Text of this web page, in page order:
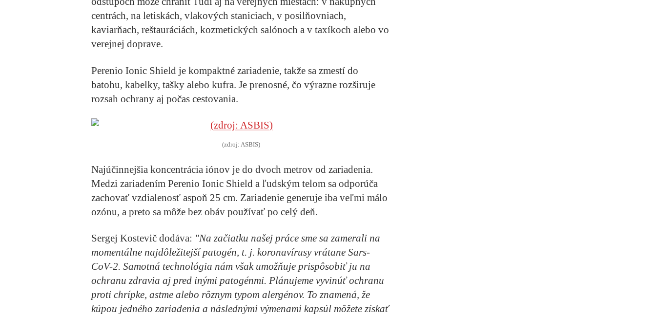
centrách, na letiskách, vlakových staniciach, v posilňovniach,
kaviarňach, reštauráciách, kozmetických salónoch a v taxíkoch alebo vo
verejnej doprave.
Perenio Ionic Shield je kompaktné zariadenie, takže sa zmestí do
batohu, kabelky, tašky alebo kufra. Je prenosné, čo výrazne rozširuje
rozsah ochrany aj počas cestovania.
(zdroj: ASBIS)
Najúčinnejšia koncentrácia iónov je do dvoch metrov od zariadenia.
Medzi zariadením Perenio Ionic Shield a ľudským telom sa odporúča
zachovať vzdialenosť aspoň 25 cm. Zariadenie generuje iba veľmi málo
ozónu, a preto sa môže bez obáv používať po celý deň.
Sergej Kostevič dodáva: "Na začiatku našej práce sme sa zamerali na
momentálne najdôležitejší patogén, t. j. koronavírusy vrátane Sars-
CoV-2. Samotná technológia nám však umožňuje prispôsobiť ju na
ochranu zdravia aj pred inými patogénmi. Plánujeme vyvinúť ochranu
proti chrípke, astme alebo rôznym typom alergénov. To znamená, že
kúpou jedného zariadenia a následnými výmenami kapsúl môžete získať